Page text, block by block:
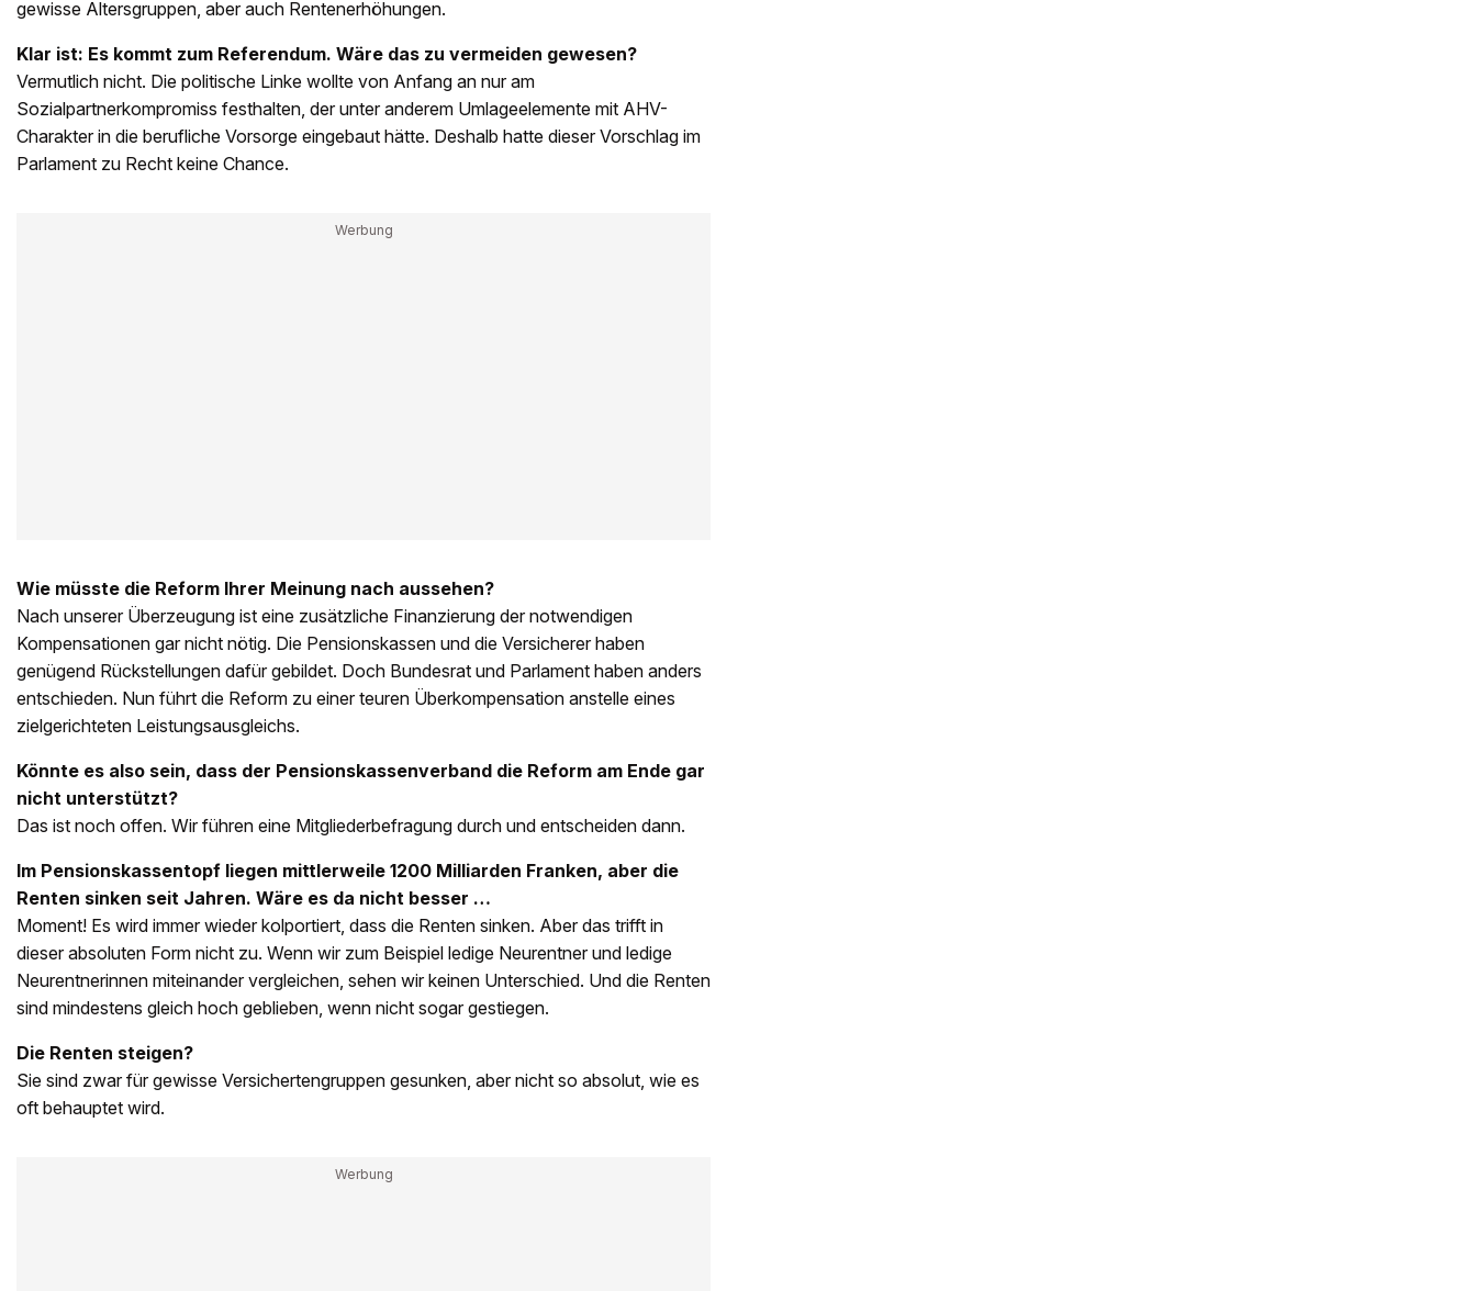
gewisse Altersgruppen, aber auch Rentenerhöhungen.
Klar ist: Es kommt zum Referendum. Wäre das zu vermeiden gewesen?
Vermutlich nicht. Die politische Linke wollte von Anfang an nur am
Sozialpartnerkompromiss festhalten, der unter anderem Umlageelemente mit AHV-
Charakter in die berufliche Vorsorge eingebaut hätte. Deshalb hatte dieser Vorschlag im
Parlament zu Recht keine Chance.
Wie müsste die Reform Ihrer Meinung nach aussehen?
Nach unserer Überzeugung ist eine zusätzliche Finanzierung der notwendigen
Kompensationen gar nicht nötig. Die Pensionskassen und die Versicherer haben
genügend Rückstellungen dafür gebildet. Doch Bundesrat und Parlament haben anders
entschieden. Nun führt die Reform zu einer teuren Überkompensation anstelle eines
zielgerichteten Leistungsausgleichs.
Könnte es also sein, dass der Pensionskassenverband die Reform am Ende gar
nicht unterstützt?
Das ist noch offen. Wir führen eine Mitgliederbefragung durch und entscheiden dann.
Im Pensionskassentopf liegen mittlerweile 1200 Milliarden Franken, aber die
Renten sinken seit Jahren. Wäre es da nicht besser …
Moment! Es wird immer wieder kolportiert, dass die Renten sinken. Aber das trifft in
dieser absoluten Form nicht zu. Wenn wir zum Beispiel ledige Neurentner und ledige
Neurentnerinnen miteinander vergleichen, sehen wir keinen Unterschied. Und die Renten
sind mindestens gleich hoch geblieben, wenn nicht sogar gestiegen.
Die Renten steigen?
Sie sind zwar für gewisse Versichertengruppen gesunken, aber nicht so absolut, wie es
oft behauptet wird.